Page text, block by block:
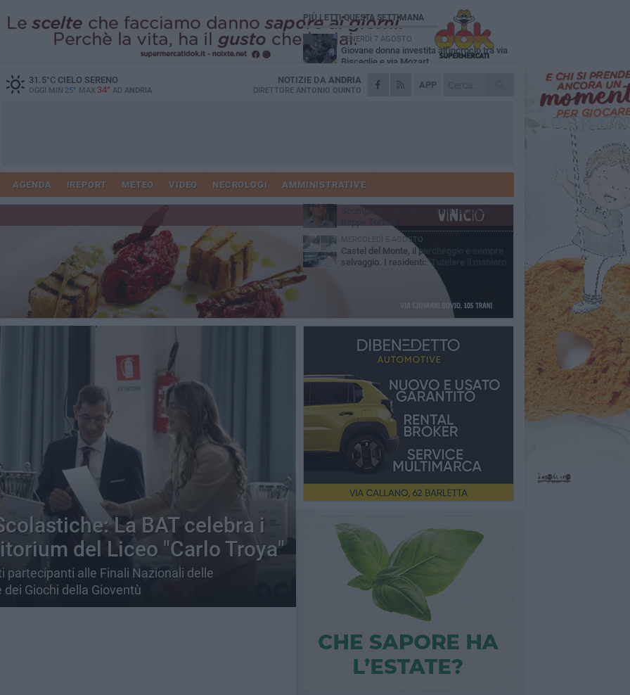
31.5°CCIELO SERENO
OGGI MIN 25° MAX 34° AD ANDRIA
APP
NOTIZIE DA ANDRIA
DIRETTORE ANTONIO QUINTO
AGENDA IREPORT METEO VIDEO NECROLOGI AMMINISTRATIVE
La BAT celebra i
del Liceo "Carlo Troya"
partecipanti alle Finali Nazionali delle
Giochi della Gioventù
PIÙ LETTI QUESTA SETTIMANA
VENERDÌ 7 AGOSTO
Giovane donna investita all'incrocio tra via
Bisceglie e via Mozart
MARTEDÌ 4 AGOSTO
Cattivo odore dall’abitazione, la macabra
Andria saluta mons. Agostino Superbo:
celebrati i funerali - FOTO
GIOVEDÌ 30 LUGLIO
Scompare prematuramente l'avvocato
MERCOLEDÌ 5 AGOSTO
Castel del Monte, il parcheggio é sempre
selvaggio. I residenti: "Tutelare il maniero
tra vivibilità e rispetto del paesaggio"